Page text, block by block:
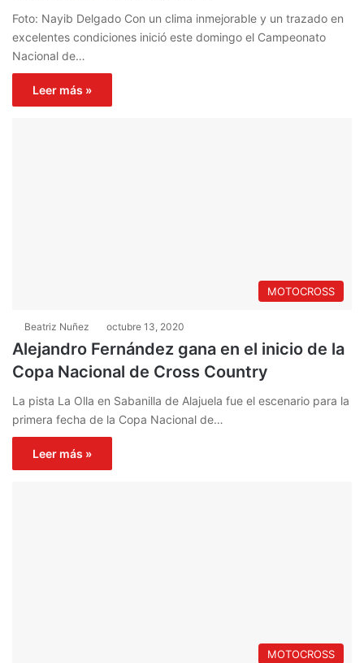
Foto: Nayib Delgado Con un clima inmejorable y un trazado en
excelentes condiciones inició este domingo el Campeonato
Nacional de…
Leer más »
MOTOCROSS
Beatriz Nuñez octubre 13, 2020
Alejandro Fernández gana en el inicio de la
Copa Nacional de Cross Country
La pista La Olla en Sabanilla de Alajuela fue el escenario para la
primera fecha de la Copa Nacional de…
Leer más »
MOTOCROSS